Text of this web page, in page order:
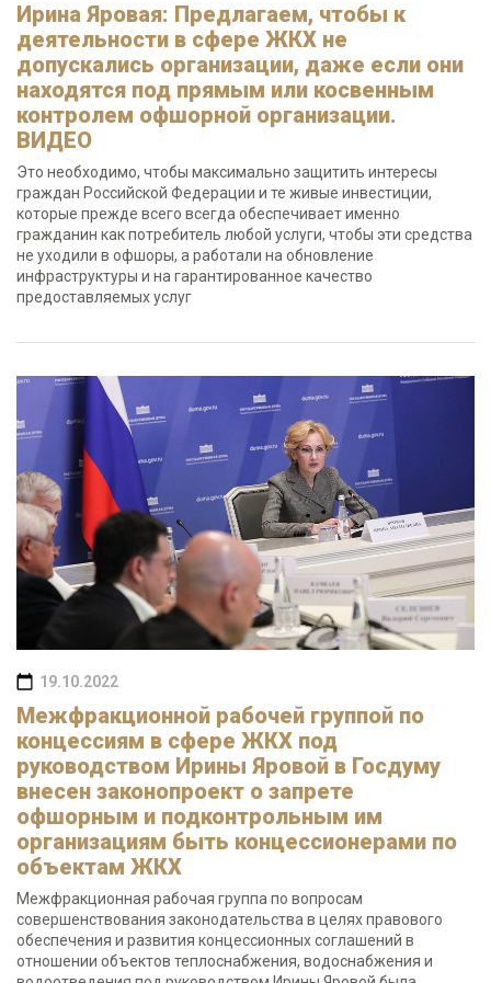
Ирина Яровая: Предлагаем, чтобы к
деятельности в сфере ЖКХ не
допускались организации, даже если они
находятся под прямым или косвенным
контролем офшорной организации.
ВИДЕО
Это необходимо, чтобы максимально защитить интересы
граждан Российской Федерации и те живые инвестиции,
которые прежде всего всегда обеспечивает именно
гражданин как потребитель любой услуги, чтобы эти средства
не уходили в офшоры, а работали на обновление
инфраструктуры и на гарантированное качество
предоставляемых услуг
19.10.2022
Межфракционной рабочей группой по
концессиям в сфере ЖКХ под
руководством Ирины Яровой в Госдуму
внесен законопроект о запрете
офшорным и подконтрольным им
организациям быть концессионерами по
объектам ЖКХ
Межфракционная рабочая группа по вопросам
совершенствования законодательства в целях правового
обеспечения и развития концессионных соглашений в
отношении объектов теплоснабжения, водоснабжения и